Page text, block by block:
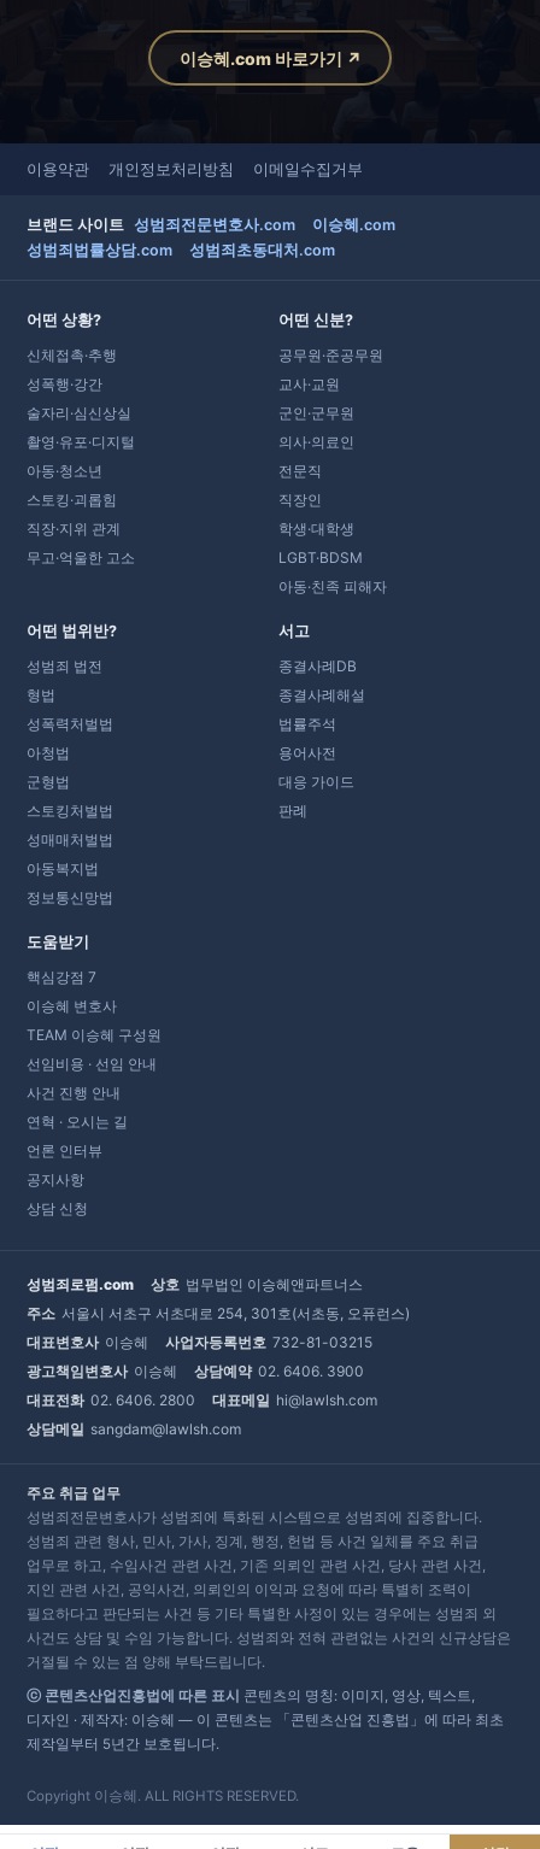
이승혜.com 바로가기 ↗
이용약관 개인정보처리방침 이메일수집거부
브랜드 사이트 성범죄전문변호사.com
이승혜.com
성범죄법률상담.com
성범죄초동대처.com
어떤 상황?
신체접촉·추행
성폭행·강간
술자리·심신상실
촬영·유포·디지털
아동·청소년
스토킹·괴롭힘
직장·지위 관계
무고·억울한 고소
어떤 신분?
공무원·준공무원
교사·교원
군인·군무원
의사·의료인
전문직
직장인
학생·대학생
LGBT·BDSM
아동·친족 피해자
어떤 법위반?
성범죄 법전
형법
성폭력처벌법
아청법
군형법
스토킹처벌법
성매매처벌법
아동복지법
정보통신망법
서고
종결사례DB
종결사례해설
법률주석
용어사전
대응 가이드
판례
도움받기
핵심강점 7
이승혜 변호사
TEAM 이승혜 구성원
선임비용 · 선임 안내
사건 진행 안내
연혁 · 오시는 길
언론 인터뷰
공지사항
상담 신청
성범죄로펌.com 상호 법무법인 이승혜앤파트너스
주소 서울시 서초구 서초대로 254, 301호(서초동, 오퓨런스)
대표변호사 이승혜 사업자등록번호 732-81-03215
광고책임변호사 이승혜 상담예약 02. 6406. 3900
대표전화 02. 6406. 2800 대표메일 hi@lawlsh.com
상담메일 sangdam@lawlsh.com
주요 취급 업무
성범죄전문변호사가 성범죄에 특화된 시스템으로 성범죄에 집중합니다.
성범죄 관련 형사, 민사, 가사, 징계, 행정, 헌법 등 사건 일체를 주요 취급
업무로 하고, 수임사건 관련 사건, 기존 의뢰인 관련 사건, 당사 관련 사건,
지인 관련 사건, 공익사건, 의뢰인의 이익과 요청에 따라 특별히 조력이
필요하다고 판단되는 사건 등 기타 특별한 사정이 있는 경우에는 성범죄 외
사건도 상담 및 수임 가능합니다. 성범죄와 전혀 관련없는 사건의 신규상담은
거절될 수 있는 점 양해 부탁드립니다.
ⓒ 콘텐츠산업진흥법에 따른 표시 콘텐츠의 명칭: 이미지, 영상, 텍스트,
디자인 · 제작자: 이승혜 — 이 콘텐츠는 「콘텐츠산업 진흥법」에 따라 최초
제작일부터 5년간 보호됩니다.
Copyright 이승혜. ALL RIGHTS RESERVED.